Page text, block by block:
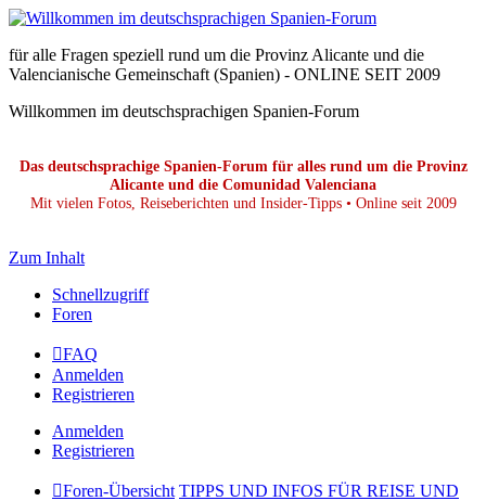
für alle Fragen speziell rund um die Provinz Alicante und die
Valencianische Gemeinschaft (Spanien) - ONLINE SEIT 2009
Willkommen im deutschsprachigen Spanien-Forum
Das deutschsprachige Spanien-Forum für alles rund um die Provinz
Alicante und die Comunidad Valenciana
Mit vielen Fotos, Reiseberichten und Insider-Tipps • Online seit 2009
Zum Inhalt
Schnellzugriff
Foren
FAQ
Anmelden
Registrieren
Anmelden
Registrieren
Foren-Übersicht TIPPS UND INFOS FÜR REISE UND